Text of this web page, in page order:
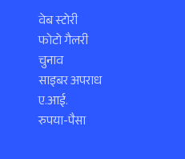
वेब स्टोरी
फोटो गैलरी
चुनाव
साइबर अपराध
ए.आई.
रुपया-पैसा